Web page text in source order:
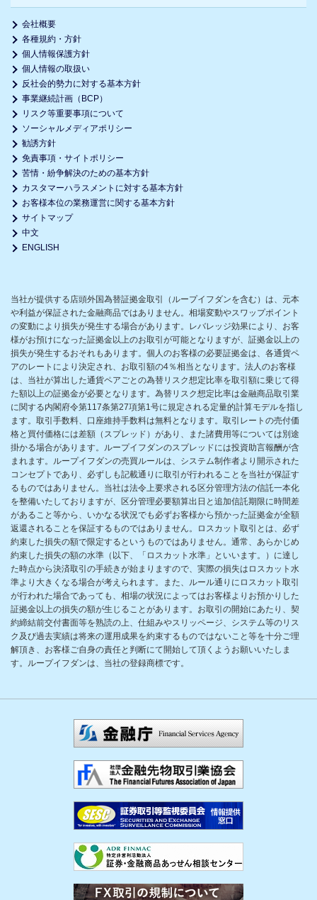
会社概要
各種規約・方針
個人情報保護方針
個人情報の取扱い
反社会的勢力に対する基本方針
事業継続計画（BCP）
リスク等重要事項について
ソーシャルメディアポリシー
勧誘方針
免責事項・サイトポリシー
苦情・紛争解決のための基本方針
カスタマーハラスメントに対する基本方針
お客様本位の業務運営に関する基本方針
サイトマップ
中文
ENGLISH
当社が提供する店頭外国為替証拠金取引（ループイフダンを含む）は、元本
や利益が保証された金融商品ではありません。相場変動やスワップポイント
の変動により損失が発生する場合があります。レバレッジ効果により、お客
様がお預けになった証拠金以上のお取引が可能となりますが、証拠金以上の
損失が発生するおそれもあります。個人のお客様の必要証拠金は、各通貨ペ
アのレートにより決定され、お取引額の4％相当となります。法人のお客様
は、当社が算出した通貨ペアごとの為替リスク想定比率を取引額に乗じて得
た額以上の証拠金が必要となります。為替リスク想定比率は金融商品取引業
に関する内閣府令第117条第27項第1号に規定される定量的計算モデルを指し
ます。取引手数料、口座維持手数料は無料となります。取引レートの売付価
格と買付価格には差額（スプレッド）があり、また諸費用等については別途
掛かる場合があります。ループイフダンのスプレッドには投資助言報酬が含
まれます。ループイフダンの売買ルールは、システム制作者より開示された
コンセプトであり、必ずしも記載通りに取引が行われることを当社が保証す
るものではありません。当社は法令上要求される区分管理方法の信託一本化
を整備いたしておりますが、区分管理必要額算出日と追加信託期限に時間差
があること等から、いかなる状況でも必ずお客様から預かった証拠金が全額
返還されることを保証するものではありません。ロスカット取引とは、必ず
約束した損失の額で限定するというものではありません。通常、あらかじめ
約束した損失の額の水準（以下、「ロスカット水準」といいます。）に達し
た時点から決済取引の手続きが始まりますので、実際の損失はロスカット水
準より大きくなる場合が考えられます。また、ルール通りにロスカット取引
が行われた場合であっても、相場の状況によってはお客様よりお預かりした
証拠金以上の損失の額が生じることがあります。お取引の開始にあたり、契
約締結前交付書面等を熟読の上、仕組みやスリッページ、システム等のリス
ク及び過去実績は将来の運用成果を約束するものではないこと等を十分ご理
解頂き、お客様ご自身の責任と判断にて開始して頂くようお願いいたしま
す。ループイフダンは、当社の登録商標です。